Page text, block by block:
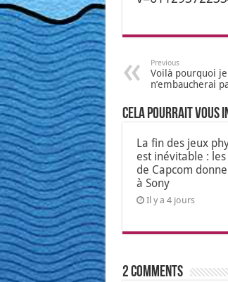
Previous
Voilà pourquoi je
n’embaucherai
Cela pourrait vous
La fin des jeux
est inévitable :
de Capcom
à Sony
Il y a 4 jours
2 comments